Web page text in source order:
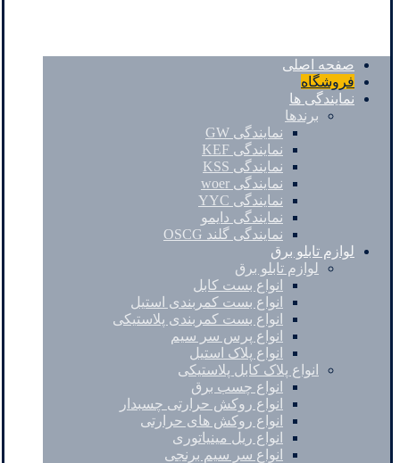
صفحه اصلی
فروشگاه
نمایندگی ها
برندها
نمایندگی GW
نمایندگی KEF
نمایندگی KSS
نمایندگی woer
نمایندگی YYC
نمایندگی دایمو
نمایندگی گلند OSCG
لوازم تابلو برق
لوازم تابلو برق
انواع بست کابل
انواع بست کمربندی استیل
انواع بست کمربندی پلاستیکی
انواع پرس سر سیم
انواع پلاک استیل
انواع پلاک کابل پلاستیکی
انواع چسب برق
انواع روکش حرارتی چسبدار
انواع روکش های حرارتی
انواع ریل مینیاتوری
انواع سر سیم برنجی